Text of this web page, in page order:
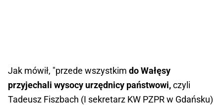
Jak mówił, "przede wszystkim do Wałęsy
przyjechali wysocy urzędnicy państwowi,czyli
Tadeusz Fiszbach (I sekretarz KW PZPR w Gdańsku)